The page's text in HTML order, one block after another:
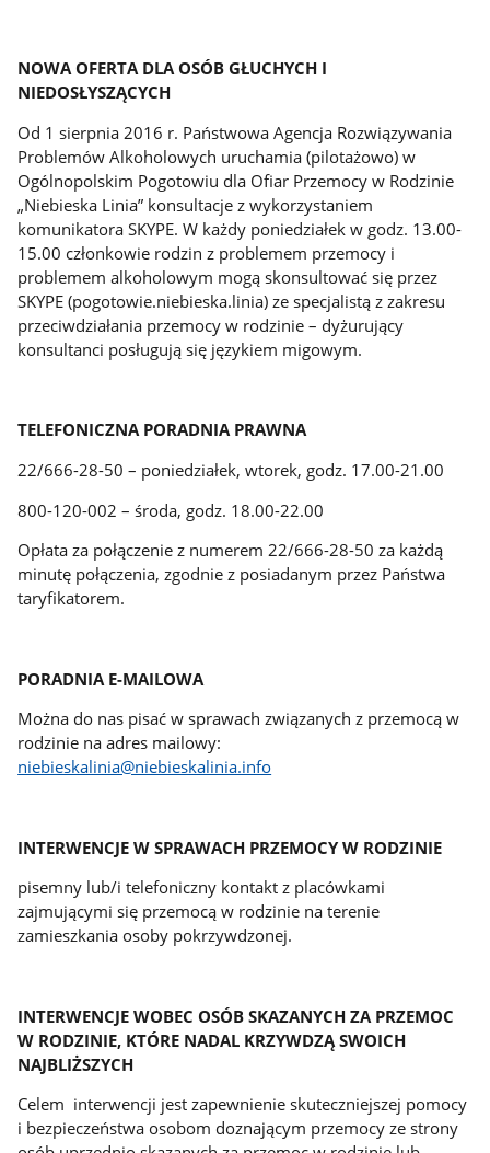
NOWA OFERTA DLA OSÓB GŁUCHYCH I
NIEDOSŁYSZĄCYCH
Od 1 sierpnia 2016 r. Państwowa Agencja Rozwiązywania
Problemów Alkoholowych uruchamia (pilotażowo) w
Ogólnopolskim Pogotowiu dla Ofiar Przemocy w Rodzinie
„Niebieska Linia” konsultacje z wykorzystaniem
komunikatora SKYPE. W każdy poniedziałek w godz. 13.00-
15.00 członkowie rodzin z problemem przemocy i
problemem alkoholowym mogą skonsultować się przez
SKYPE (pogotowie.niebieska.linia) ze specjalistą z zakresu
przeciwdziałania przemocy w rodzinie – dyżurujący
konsultanci posługują się językiem migowym.
TELEFONICZNA PORADNIA PRAWNA
22/666-28-50 – poniedziałek, wtorek, godz. 17.00-21.00
800-120-002 – środa, godz. 18.00-22.00
Opłata za połączenie z numerem 22/666-28-50 za każdą
minutę połączenia, zgodnie z posiadanym przez Państwa
taryfikatorem.
PORADNIA E-MAILOWA
Można do nas pisać w sprawach związanych z przemocą w
rodzinie na adres mailowy:
niebieskalinia@niebieskalinia.info
INTERWENCJE W SPRAWACH PRZEMOCY W RODZINIE
pisemny lub/i telefoniczny kontakt z placówkami
zajmującymi się przemocą w rodzinie na terenie
zamieszkania osoby pokrzywdzonej.
INTERWENCJE WOBEC OSÓB SKAZANYCH ZA PRZEMOC
W RODZINIE, KTÓRE NADAL KRZYWDZĄ SWOICH
NAJBLIŻSZYCH
Celem interwencji jest zapewnienie skuteczniejszej pomocy
i bezpieczeństwa osobom doznającym przemocy ze strony